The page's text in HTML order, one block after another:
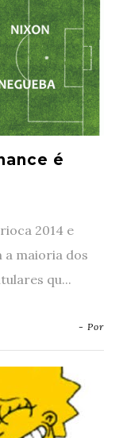
é
2014 e
a maioria dos
qu...
- Por